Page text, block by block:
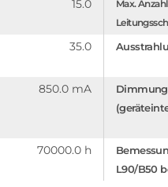
15.0
Max.
35.0
850.0 mA
70000.0 h
L90/B50